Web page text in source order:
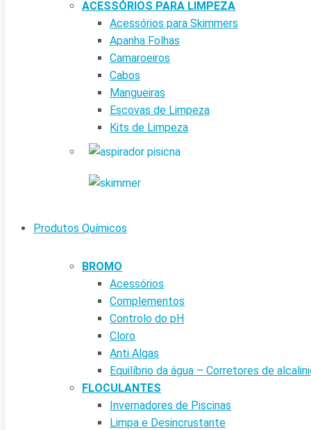
ACESSÓRIOS PARA LIMPEZA
Acessórios para Skimmers
Apanha Folhas
Camaroeiros
Cabos
Mangueiras
Escovas de Limpeza
Kits de Limpeza
Produtos Químicos
BROMO
Acessórios
Complementos
Controlo do pH
Cloro
Anti Algas
Equilíbrio da água – Corretores de
FLOCULANTES
Invernadores de Piscinas
Limpa e Desincrustante